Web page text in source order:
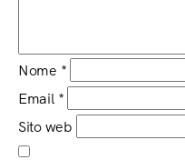
Nome *
Email *
Sito web